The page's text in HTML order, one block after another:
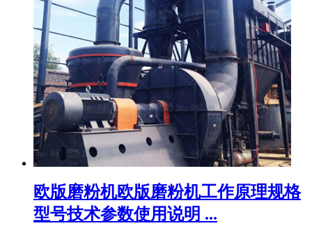
欧版磨粉机欧版磨粉机工作原理规格
型号技术参数使用说明 ...